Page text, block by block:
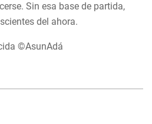
Sin esa base de partida,
del ahora.
©AsunAdá